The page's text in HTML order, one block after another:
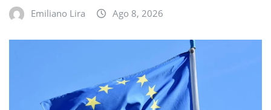
Emiliano Lira Ago 8, 2026